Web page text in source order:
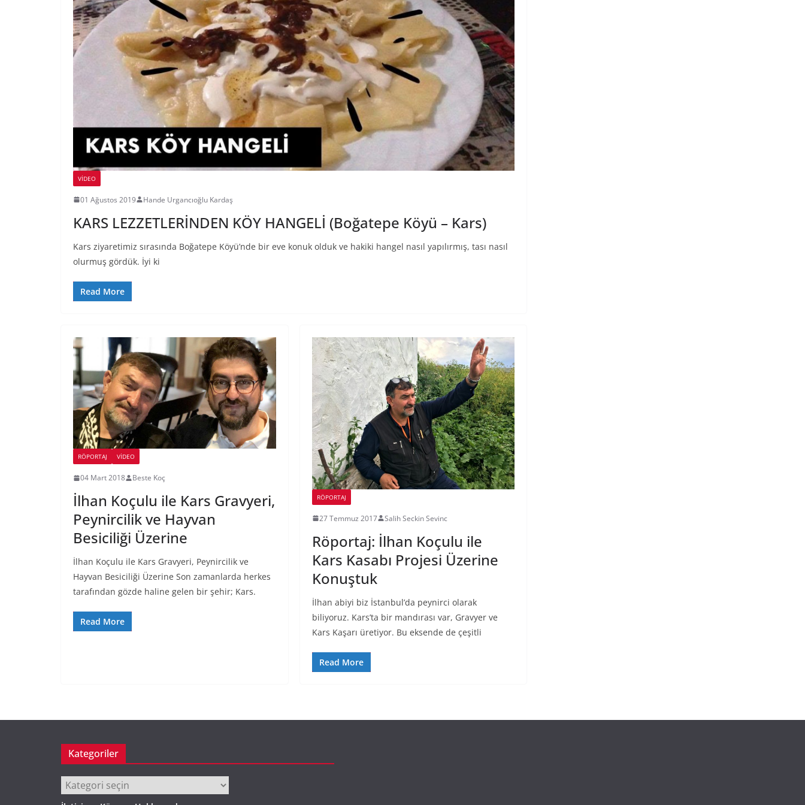
VIDEO
01 Ağustos 2019 Hande Urgancıoğlu Kardaş
KARS LEZZETLERİNDEN KÖY HANGELİ (Boğatepe Köyü – Kars)
Kars ziyaretimiz sırasında Boğatepe Köyü’nde bir eve konuk olduk ve hakiki hangel nasıl yapılırmış, tası nasıl
olurmuş gördük. İyi ki
Read More
RÖPORTAJ VIDEO
04 Mart 2018 Beste Koç
İlhan Koçulu ile Kars Gravyeri,
Peynircilik ve Hayvan
Besiciliği Üzerine
İlhan Koçulu ile Kars Gravyeri, Peynircilik ve
Hayvan Besiciliği Üzerine Son zamanlarda herkes
tarafından gözde haline gelen bir şehir; Kars.
Read More
RÖPORTAJ
27 Temmuz 2017 Salih Seckin Sevinc
Röportaj: İlhan Koçulu ile
Kars Kasabı Projesi Üzerine
Konuştuk
İlhan abiyi biz İstanbul’da peynirci olarak
biliyoruz. Kars’ta bir mandırası var, Gravyer ve
Kars Kaşarı üretiyor. Bu eksende de çeşitli
Read More
Kategoriler
Kategoriler